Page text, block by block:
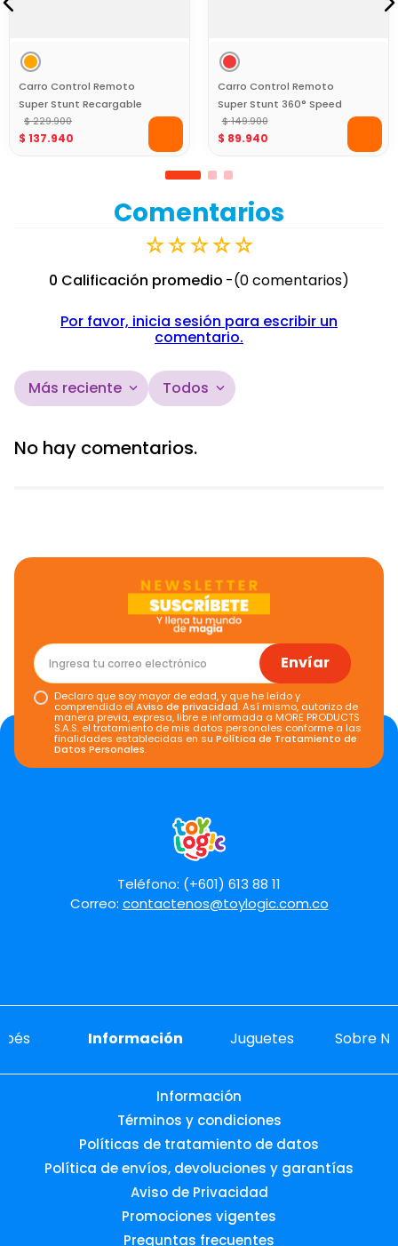
Carro Control Remoto
Super Stunt Recargable
con Control Motion
Speed Race
$ 229.900
$ 137.940
Carro Control Remoto
Super Stunt 360° Speed
Race
$ 149.900
$ 89.940
Comentarios
☆☆☆☆☆
0 Calificación promedio
(0 comentarios)
Por favor, inicia sesión para escribir un
comentario.
Más reciente Todos
No hay comentarios.
Envíar
Declaro que soy mayor de edad, y que he leído y
comprendido elAviso de privacidad. Así mismo, autorizo de
manera previa, expresa, libre e informada a MORE PRODUCTS
S.A.S. el tratamiento de mis datos personales conforme a las
finalidades establecidas en suPolítica de Tratamiento de
Datos Personales.
Teléfono: (+601) 613 88 11
Correo: contactenos@toylogic.com.co
Información Juguetes Sobre
Información
Términos y condiciones
Políticas de tratamiento de datos
Política de envíos, devoluciones y garantías
Aviso de Privacidad
Promociones vigentes
Preguntas frecuentes